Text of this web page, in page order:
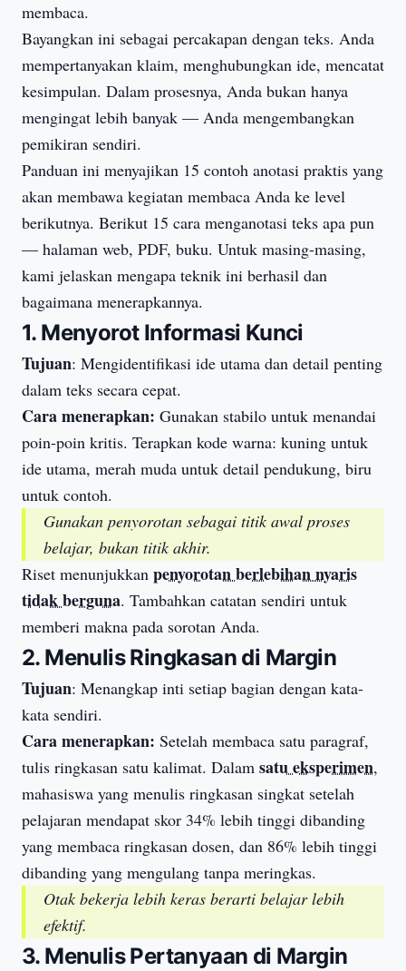
membaca.
Bayangkan ini sebagai percakapan dengan teks. Anda
mempertanyakan klaim, menghubungkan ide, mencatat
kesimpulan. Dalam prosesnya, Anda bukan hanya
mengingat lebih banyak — Anda mengembangkan
pemikiran sendiri.
Panduan ini menyajikan 15 contoh anotasi praktis yang
akan membawa kegiatan membaca Anda ke level
berikutnya. Berikut 15 cara menganotasi teks apa pun
— halaman web, PDF, buku. Untuk masing-masing,
kami jelaskan mengapa teknik ini berhasil dan
bagaimana menerapkannya.
1. Menyorot Informasi Kunci
Tujuan: Mengidentifikasi ide utama dan detail penting
dalam teks secara cepat.
Cara menerapkan: Gunakan stabilo untuk menandai
poin-poin kritis. Terapkan kode warna: kuning untuk
ide utama, merah muda untuk detail pendukung, biru
untuk contoh.
Gunakan penyorotan sebagai titik awal proses
belajar, bukan titik akhir.
Riset menunjukkan penyorotan berlebihan nyaris
tidak berguna. Tambahkan catatan sendiri untuk
memberi makna pada sorotan Anda.
2. Menulis Ringkasan di Margin
Tujuan: Menangkap inti setiap bagian dengan kata-
kata sendiri.
Cara menerapkan: Setelah membaca satu paragraf,
tulis ringkasan satu kalimat. Dalam satu eksperimen,
mahasiswa yang menulis ringkasan singkat setelah
pelajaran mendapat skor 34% lebih tinggi dibanding
yang membaca ringkasan dosen, dan 86% lebih tinggi
dibanding yang mengulang tanpa meringkas.
Otak bekerja lebih keras berarti belajar lebih
efektif.
3. Menulis Pertanyaan di Margin